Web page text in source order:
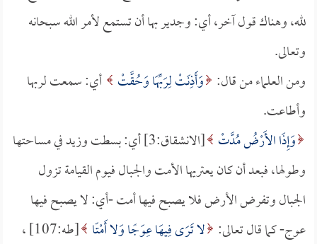
لله، وهناك قول آخر، أي: وجدير بها أن تستمع لأمر الله سبحانه
وتعالى.
ومن العلماء من قال: وَأَذِنَتْ لِرَبِّهَا وَحُقَّتْ أي: سمعت لربها
وأطاعت.
وَإِذَا الأَرْضُ مُدَّتْ
[الانشقاق:3] أي: بسطت وزيد في مساحتها
وطولها، فبعد أن كان يعتريها الأمت والجبال فيوم القيامة تزول
الجبال وتفرض الأرض فلا يصبح فيها أمت -أي: لا يصبح فيها
عوج- كما قال تعالى: لا تَرَى فِيهَا عِوَجًا وَلا أَمْتًا
[طه:107] ،